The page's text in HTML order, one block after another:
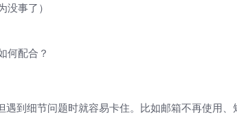
事了）
何配合？
到细节问题时就容易卡住。比如邮箱不再使用